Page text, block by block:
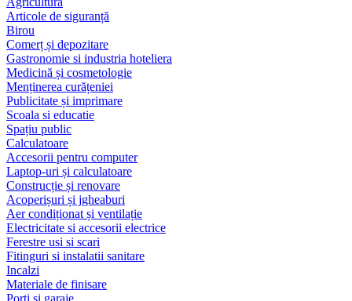
Articole de siguranță
Birou
Comerț și depozitare
Gastronomie si industria hoteliera
Medicină și cosmetologie
Menținerea curățeniei
Publicitate și imprimare
Scoala si educatie
Spațiu public
Calculatoare
Accesorii pentru computer
Laptop-uri și calculatoare
Construcție și renovare
Acoperișuri și jgheaburi
Aer condiționat și ventilație
Electricitate si accesorii electrice
Ferestre usi si scari
Fitinguri si instalatii sanitare
Incalzi
Materiale de finisare
Porți și garaje